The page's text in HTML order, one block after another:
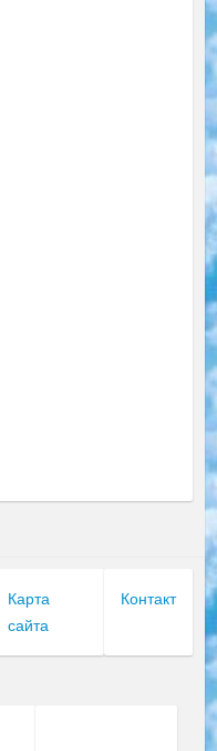
Карта
сайта
Контакт